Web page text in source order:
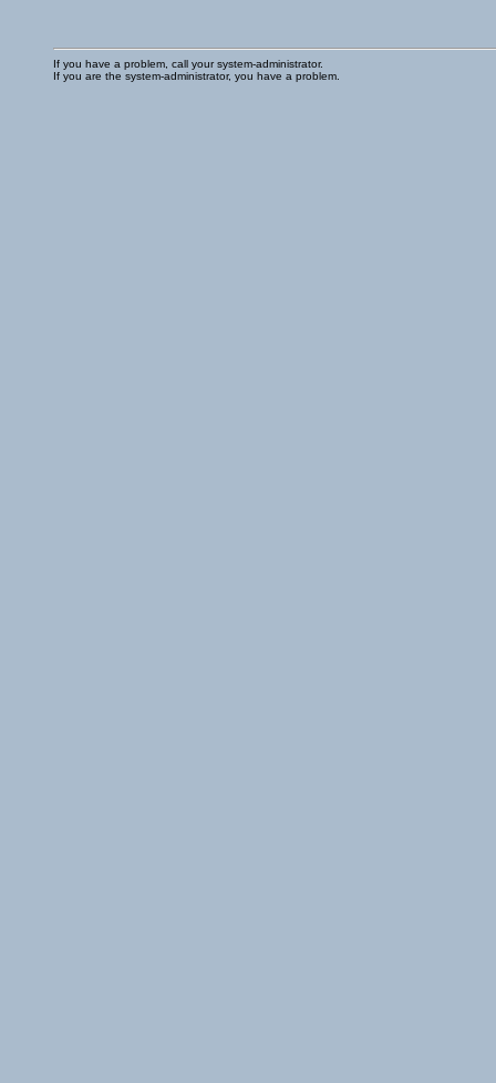
If you have a problem, call your system-administrator.
If you are the system-administrator, you have a problem.